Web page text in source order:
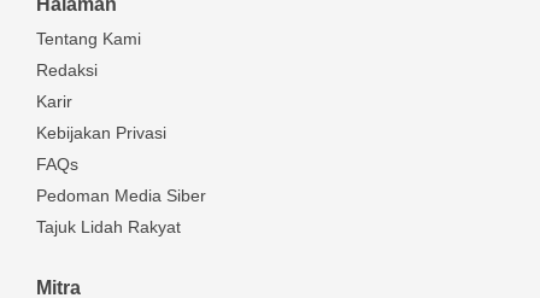
Halaman
Tentang Kami
Redaksi
Karir
Kebijakan Privasi
FAQs
Pedoman Media Siber
Tajuk Lidah Rakyat
Mitra